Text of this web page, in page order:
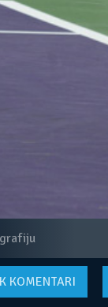
KOMENTARI